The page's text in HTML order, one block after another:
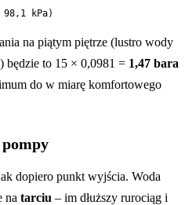
na piątym piętrze (lustro wody
będzie to 15 × 0,0981 = 1,47 bara
do w miarę komfortowego
dopiero punkt wyjścia. Woda
na tarciu – im dłuższy rurociąg i